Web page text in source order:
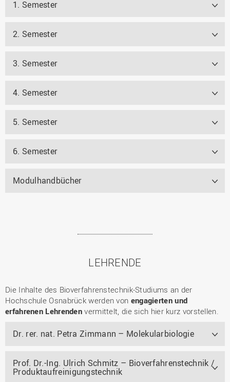
1. Semester
2. Semester
3. Semester
4. Semester
5. Semester
6. Semester
Modulhandbücher
LEHRENDE
Die Inhalte des Bioverfahrenstechnik-Studiums an der
Hochschule Osnabrück werden von engagierten und
erfahrenen Lehrenden vermittelt, die sich hier kurz vorstellen.
Dr. rer. nat. Petra Zimmann – Molekularbiologie
Prof. Dr.-Ing. Ulrich Schmitz – Bioverfahrenstechnik /
Produktaufreinigungstechnik